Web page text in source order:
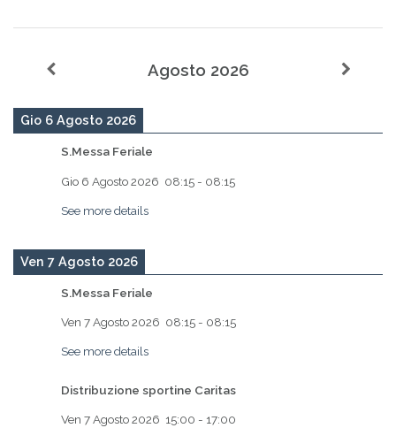
Agosto 2026
Gio 6 Agosto 2026
S.Messa Feriale
Gio 6 Agosto 2026 08:15 - 08:15
See more details
Ven 7 Agosto 2026
S.Messa Feriale
Ven 7 Agosto 2026 08:15 - 08:15
See more details
Distribuzione sportine Caritas
Ven 7 Agosto 2026 15:00 - 17:00